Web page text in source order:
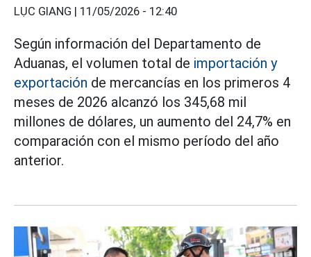
LỤC GIANG | 11/05/2026 - 12:40
Según información del Departamento de
Aduanas, el volumen total de importación y
exportación de mercancías en los primeros 4
meses de 2026 alcanzó los 345,68 mil
millones de dólares, un aumento del 24,7% en
comparación con el mismo período del año
anterior.